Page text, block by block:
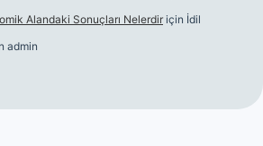
Alandaki Sonuçları Nelerdir için İdil
admin